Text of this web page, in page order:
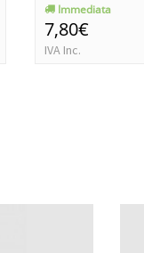
Immediata
7,80€
IVA Inc.